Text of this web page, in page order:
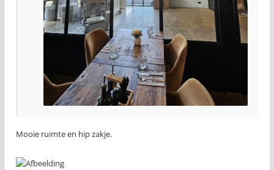
Mooie ruimte en hip zakje.